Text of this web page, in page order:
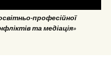
професійної
та медіація»